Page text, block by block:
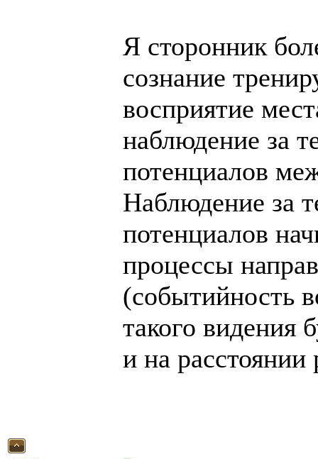
Я сторонник
сознание
восприятие
наблюдение за
потенциалов
Наблюдение за
потенциалов
процессы
(событийность
такого видения
и на расстоянии